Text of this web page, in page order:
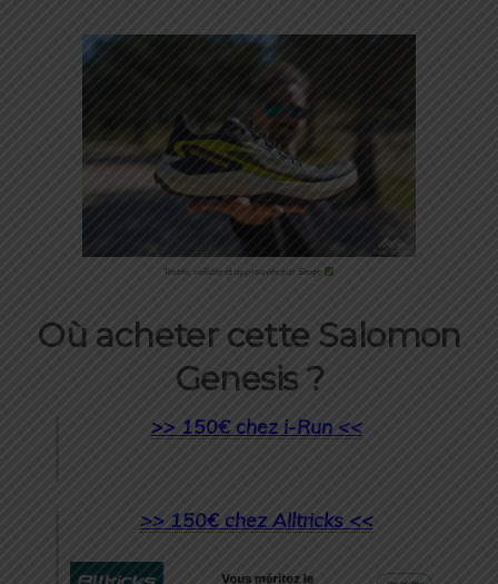
Testée, validée et approuvée par Serge
Où acheter cette Salomon
Genesis ?
>> 150€ chez i-Run <<
>> 150€ chez Alltricks <<